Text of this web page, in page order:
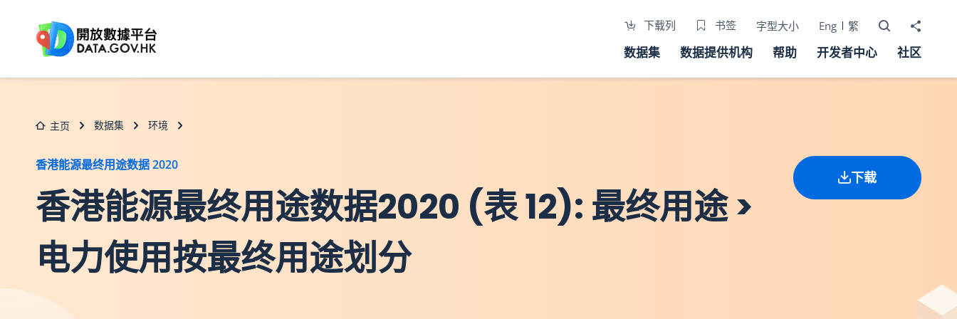
下载列 书签 字型大小 Eng 繁 打开搜寻器
分享至
数据集 数据提供机构 帮助 开发者中心 社区
主页 数据集 环境
香港能源最终用途数据 2020
香港能源最终用途数据2020 (表 12): 最终用途 >
电力使用按最终用途划分
下载